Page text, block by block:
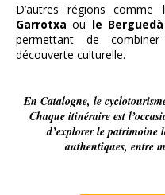
D’autres régions comme
Garrotxa ou le Berguedà
permettant de
découverte culturelle.
En Catalogne, le
Chaque itinéraire est
d’explorer le patrimoine
authentiques, entre